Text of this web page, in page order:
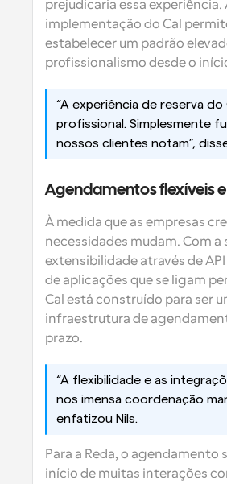
prejudicaria essa experiência.
implementação do Cal
estabelecer um padrão
profissionalismo desde o
“A experiência de reserva do
profissional. Simplesmente
nossos clientes notam”,
Agendamentos flexíveis
À medida que as empresas
necessidades mudam. Com a
extensibilidade através de
de aplicações que se ligam
Cal está construído para ser
infraestrutura de
prazo.
“A flexibilidade e as
nos imensa coordenação
enfatizou Nils.
Para a Reda, o agendamento
início de muitas interações